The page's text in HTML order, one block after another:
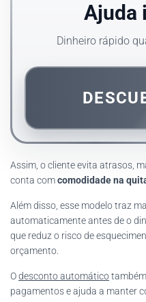
Ajuda
Dinheiro rápido
Assim, o cliente evita atrasos,
conta comcomodidade na
Além disso, esse modelo traz
automaticamente antes de o
que reduz o risco de
orçamento.
Odesconto automático
pagamentos e ajuda a manter